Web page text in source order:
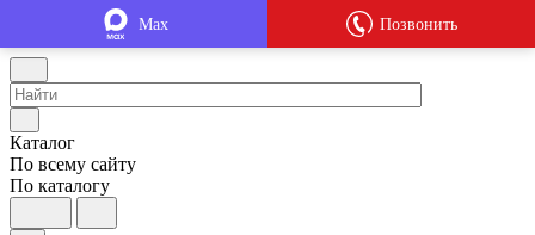
Каталог
По всему сайту
По каталогу
Max Позвонить